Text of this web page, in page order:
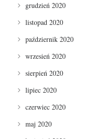
grudzień 2020
listopad 2020
październik 2020
wrzesień 2020
sierpień 2020
lipiec 2020
czerwiec 2020
maj 2020